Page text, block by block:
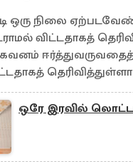
ஒரு நிலை
விட்டதாகத்
கவனம்
ஒரே இரவில்